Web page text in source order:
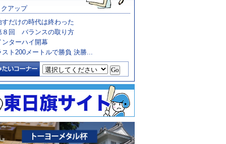
アップ
すだけの時代は終わった
８回 バランスの取り方
ンターハイ開幕
スト200メートルで勝負 決勝...